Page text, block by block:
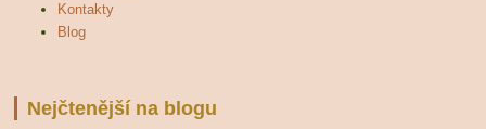
Kontakty
Blog
Nejčtenější na blogu